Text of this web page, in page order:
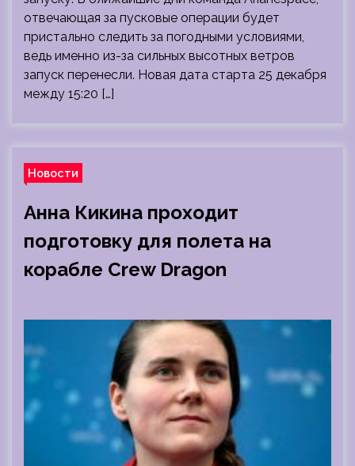
отвечающая за пусковые операции будет
пристально следить за погодными условиями,
ведь именно из-за сильных высотных ветров
запуск перенесли. Новая дата старта 25 декабря
между 15:20 […]
Новости
Анна Кикина проходит
подготовку для полета на
корабле Crew Dragon